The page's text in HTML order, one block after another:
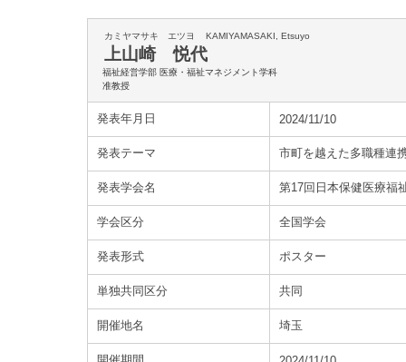
カミヤマサキ エツヨ KAMIYAMASAKI, Etsuyo
上山崎 悦代
福祉経営学部 医療・福祉マネジメント学科
准教授
発表年月日 2024/11/10
発表テーマ 市町を越えた多職種連
発表学会名 第17回日本保健医療福
学会区分 全国学会
発表形式 ポスター
単独共同区分 共同
開催地名 埼玉